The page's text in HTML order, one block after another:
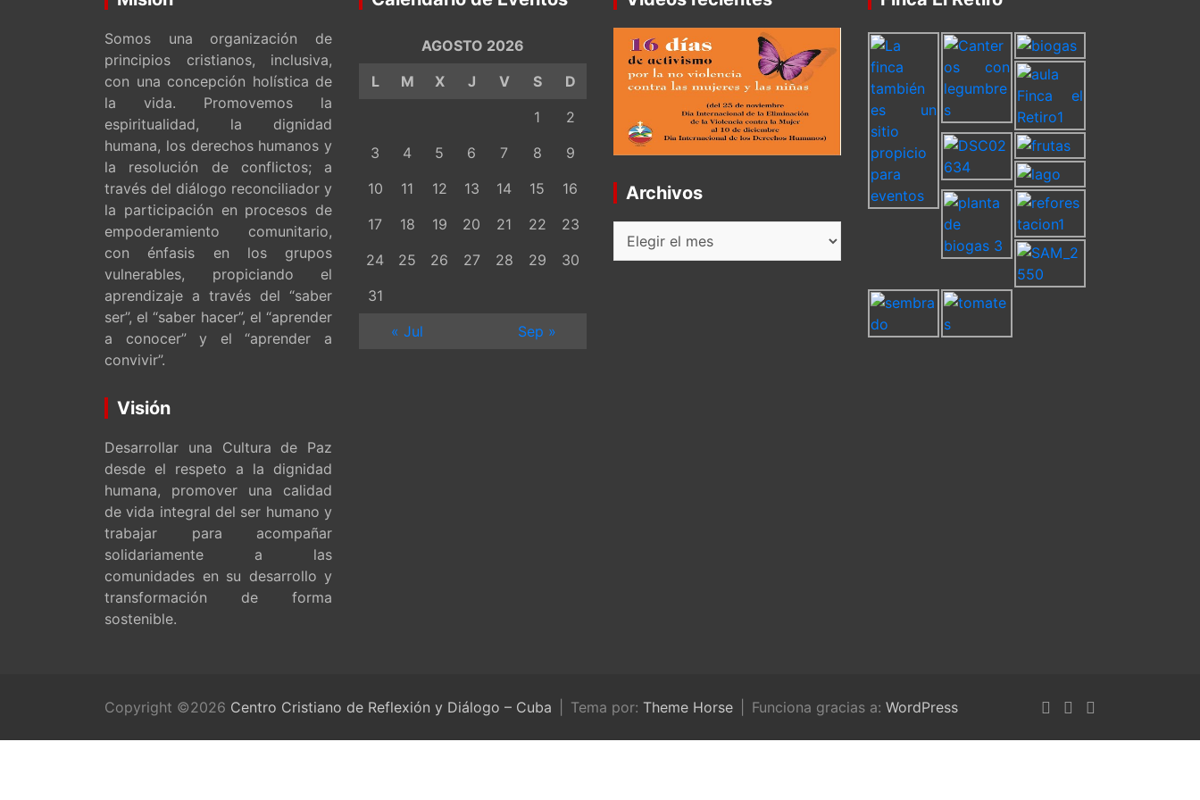
Somos una organización de
principios cristianos, inclusiva,
con una concepción holística de
la vida. Promovemos la
espiritualidad, la dignidad
humana, los derechos humanos y
la resolución de conflictos; a
través del diálogo reconciliador y
la participación en procesos de
empoderamiento comunitario,
con énfasis en los grupos
vulnerables, propiciando el
aprendizaje a través del “saber
ser”, el “saber hacer”, el “aprender
a conocer” y el “aprender a
convivir”.
Visión
Desarrollar una Cultura de Paz
desde el respeto a la dignidad
humana, promover una calidad
de vida integral del ser humano y
trabajar para acompañar
solidariamente a las
comunidades en su desarrollo y
transformación de forma
sostenible.
AGOSTO 2026
L
M X J V S
D
1
2
3
4 5 6 7 8
9
10
11 12 13 14 15
16
17
18 19 20 21 22
23
24
25 26 27 28 29
30
31
« Jul
Sep »
Archivos
Copyright ©2026 Centro Cristiano de Reflexión y Diálogo – Cuba Tema por: Theme Horse Funciona gracias a: WordPress